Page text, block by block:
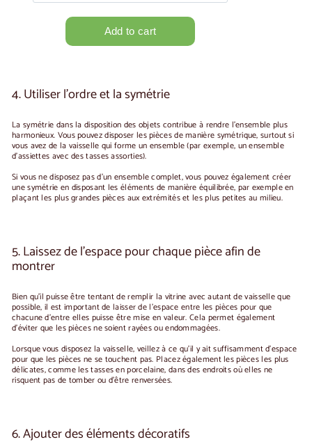
4. Utiliser l'ordre et la symétrie
La symétrie dans la disposition des objets contribue à rendre l'ensemble plus
harmonieux. Vous pouvez disposer les pièces de manière symétrique, surtout si
vous avez de la vaisselle qui forme un ensemble (par exemple, un ensemble
d'assiettes avec des tasses assorties).
Si vous ne disposez pas d'un ensemble complet, vous pouvez également créer
une symétrie en disposant les éléments de manière équilibrée, par exemple en
plaçant les plus grandes pièces aux extrémités et les plus petites au milieu.
5. Laissez de l'espace pour chaque pièce afin de
montrer
Bien qu'il puisse être tentant de remplir la vitrine avec autant de vaisselle que
possible, il est important de laisser de l'espace entre les pièces pour que
chacune d'entre elles puisse être mise en valeur. Cela permet également
d'éviter que les pièces ne soient rayées ou endommagées.
Lorsque vous disposez la vaisselle, veillez à ce qu'il y ait suffisamment d'espace
pour que les pièces ne se touchent pas. Placez également les pièces les plus
délicates, comme les tasses en porcelaine, dans des endroits où elles ne
risquent pas de tomber ou d'être renversées.
6. Ajouter des éléments décoratifs